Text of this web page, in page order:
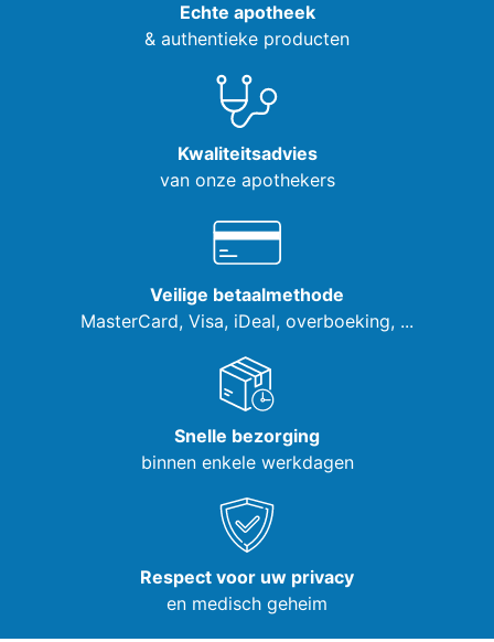
Echte apotheek
& authentieke producten
Kwaliteitsadvies
van onze apothekers
Veilige betaalmethode
MasterCard, Visa, iDeal, overboeking, ...
Snelle bezorging
binnen enkele werkdagen
Respect voor uw privacy
en medisch geheim